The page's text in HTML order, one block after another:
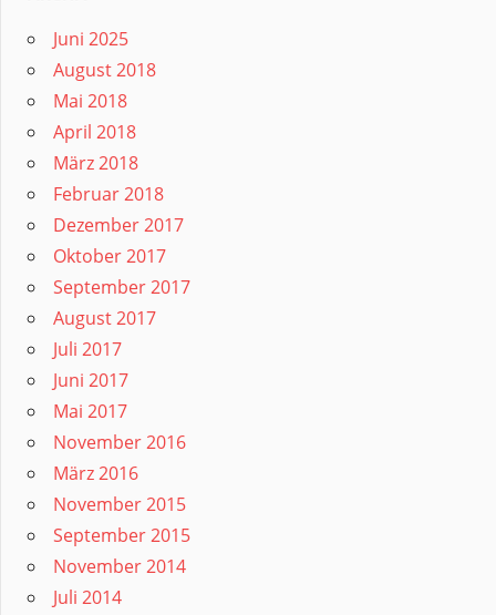
Juni 2025
August 2018
Mai 2018
April 2018
März 2018
Februar 2018
Dezember 2017
Oktober 2017
September 2017
August 2017
Juli 2017
Juni 2017
Mai 2017
November 2016
März 2016
November 2015
September 2015
November 2014
Juli 2014